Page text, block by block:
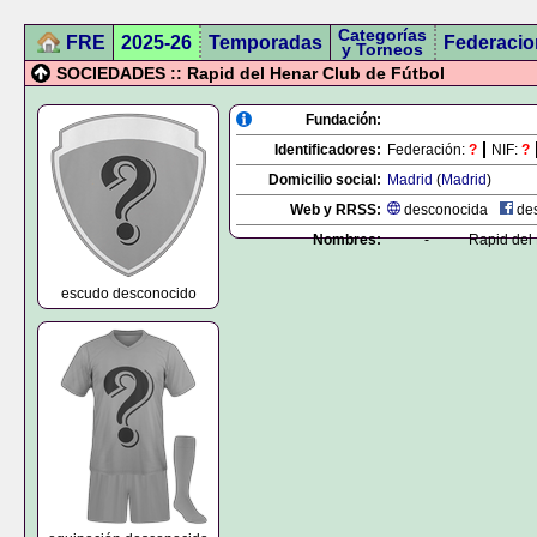
FRE 2025-26 Temporadas Categorías
y Torneos
SOCIEDADES :: Rapid del Henar Club de Fútbol
escudo desconocido
Fundación:
Identificadores: Federación: ? NIF: ?
Domicilio social: Madrid (Madrid)
Web y RRSS:
desconocida
Nombres:
- Rapid del